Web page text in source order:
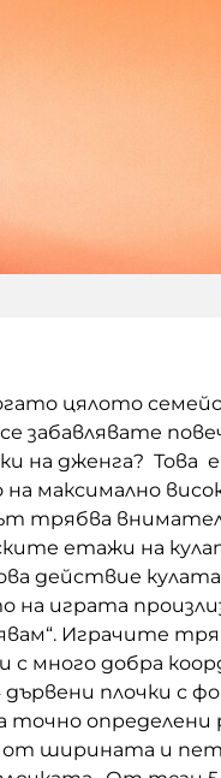
цялото
забавлявате
на дженга? Това
максимално
трябва
етажи на
действие кулата
на играта
Играчите
с много добра
плочки с
точно
от ширината и